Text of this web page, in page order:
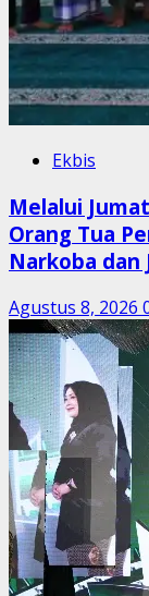
Ekbis
Melalui
Orang Tua
Narkoba dan
Agustus 8, 2026